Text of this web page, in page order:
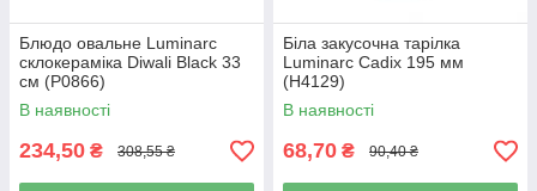
Блюдо овальне Luminarc
склокераміка Diwali Black 33
см (P0866)
В наявності
234,50 ₴ 308,55 ₴
Біла закусочна тарілка
Luminarc Cadix 195 мм
(Н4129)
В наявності
68,70 ₴ 90,40 ₴